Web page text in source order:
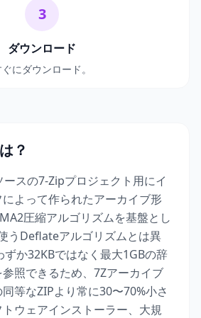
3
ダウンロード
にダウンロード。
？
スの7-Zipプロジェクト用にイ
よって作られたアーカイブ形
圧縮アルゴリズムを基盤とし
うDeflateアルゴリズムとは異
ずか32KBではなく最大1GBの辞
照できるため、7Zアーカイブ
等なZIPより常に30〜70%小さ
ウェアインストーラー、大規